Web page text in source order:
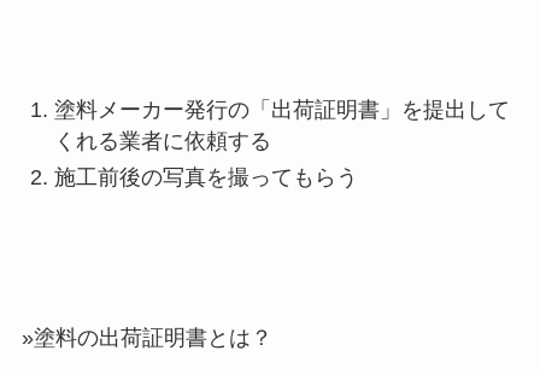
塗料メーカー発行の「出荷証明書」を提出して
くれる業者に依頼する
施工前後の写真を撮ってもらう
»塗料の出荷証明書とは？